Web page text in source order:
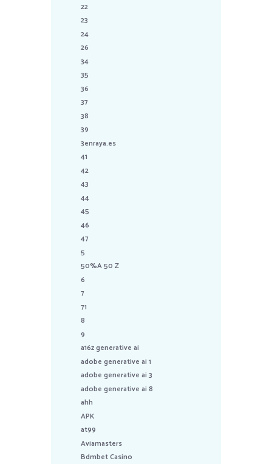
22
23
24
26
34
35
36
37
38
39
3enraya.es
41
42
43
44
45
46
47
5
50%A 50 Z
6
7
71
8
9
a16z generative ai
adobe generative ai 1
adobe generative ai 3
adobe generative ai 8
ahh
APK
at99
Aviamasters
Bdmbet Casino